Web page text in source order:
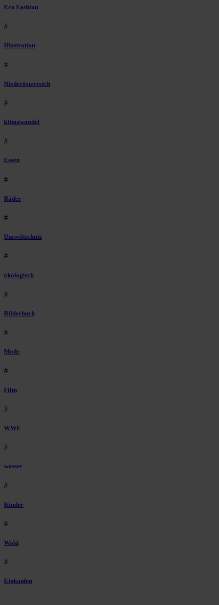
Eco Fashion
#
Illustration
#
Niederösterreich
#
klimawandel
#
Essen
#
Räder
#
Umweltschutz
#
ökologisch
#
Bilderbuch
#
Mode
#
Film
#
WWF
#
wasser
#
Kinder
#
Wald
#
Einkaufen